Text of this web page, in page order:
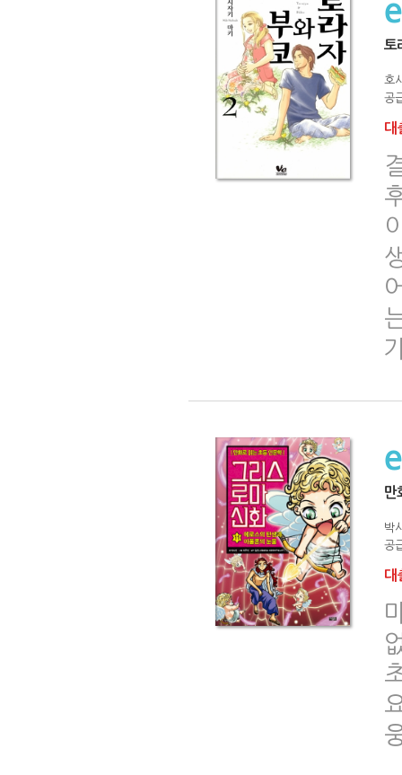
토
호
공
대
만
박
공
대